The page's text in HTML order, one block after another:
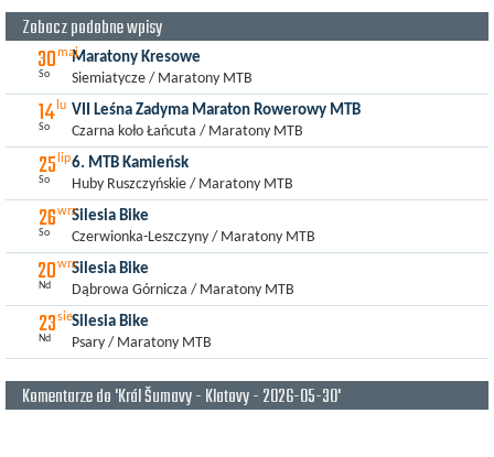
Zobacz podobne wpisy
30maj
So
Maratony Kresowe
Siemiatycze / Maratony MTB
14 lu
So
VII Leśna Zadyma Maraton Rowerowy MTB
Czarna koło Łańcuta / Maratony MTB
25 lip
So
6. MTB Kamieńsk
Huby Ruszczyńskie / Maratony MTB
26wrz
So
Silesia Bike
Czerwionka-Leszczyny / Maratony MTB
20wrz
Nd
Silesia Bike
Dąbrowa Górnicza / Maratony MTB
23sie
Nd
Silesia Bike
Psary / Maratony MTB
Komentarze do 'Král Šumavy - Klatovy - 2026-05-30'